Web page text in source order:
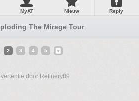
MyAT Nieuw Reply
The Mirage Tour
2 3 4 5
door Refinery89